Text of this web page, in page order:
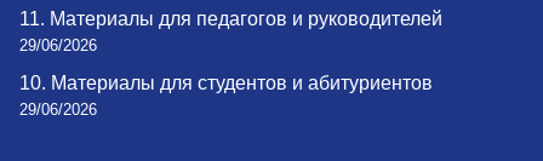
11. Материалы для педагогов и руководителей
29/06/2026
10. Материалы для студентов и абитуриентов
29/06/2026